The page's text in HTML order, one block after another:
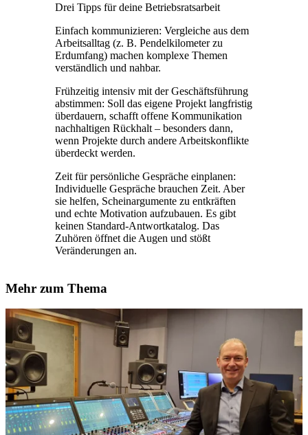
Drei Tipps für deine Betriebsratsarbeit
Einfach kommunizieren: Vergleiche aus dem
Arbeitsalltag (z. B. Pendelkilometer zu
Erdumfang) machen komplexe Themen
verständlich und nahbar.
Frühzeitig intensiv mit der Geschäftsführung
abstimmen: Soll das eigene Projekt langfristig
überdauern, schafft offene Kommunikation
nachhaltigen Rückhalt – besonders dann,
wenn Projekte durch andere Arbeitskonflikte
überdeckt werden.
Zeit für persönliche Gespräche einplanen:
Individuelle Gespräche brauchen Zeit. Aber
sie helfen, Scheinargumente zu entkräften
und echte Motivation aufzubauen. Es gibt
keinen Standard-Antwortkatalog. Das
Zuhören öffnet die Augen und stößt
Veränderungen an.
Mehr zum Thema